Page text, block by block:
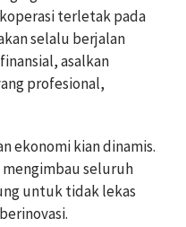
terletak pada
selalu berjalan
asalkan
profesional,
ekonomi kian dinamis.
seluruh
untuk tidak lekas